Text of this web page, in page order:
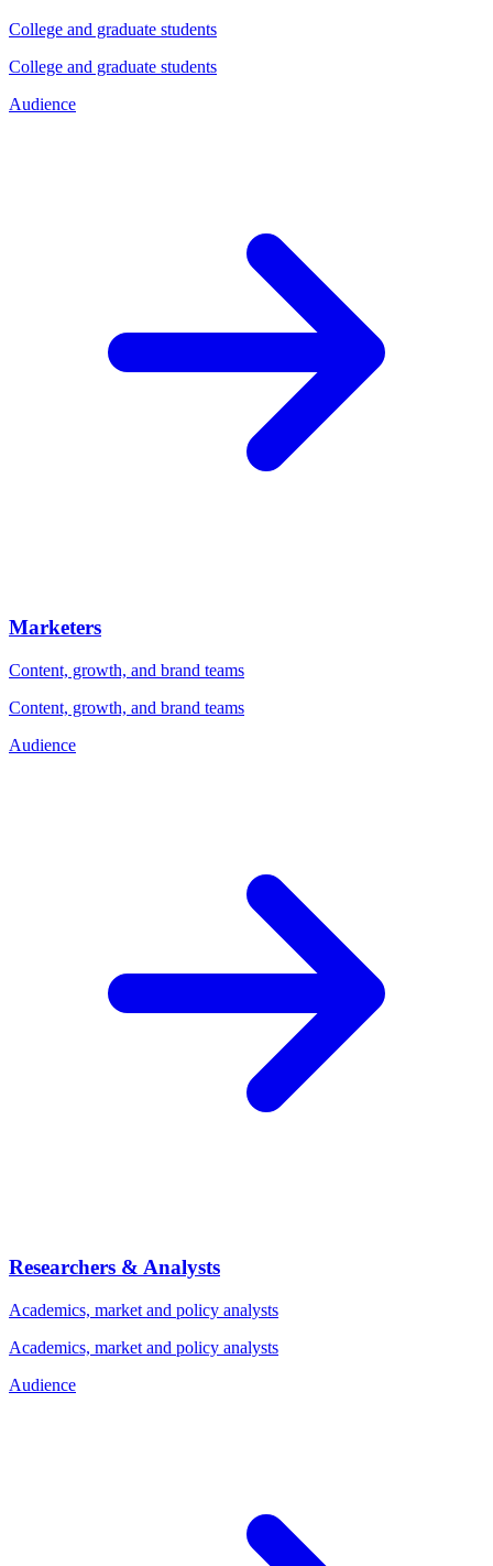
College and graduate students
College and graduate students
Audience
Marketers
Content, growth, and brand teams
Content, growth, and brand teams
Audience
Researchers & Analysts
Academics, market and policy analysts
Academics, market and policy analysts
Audience